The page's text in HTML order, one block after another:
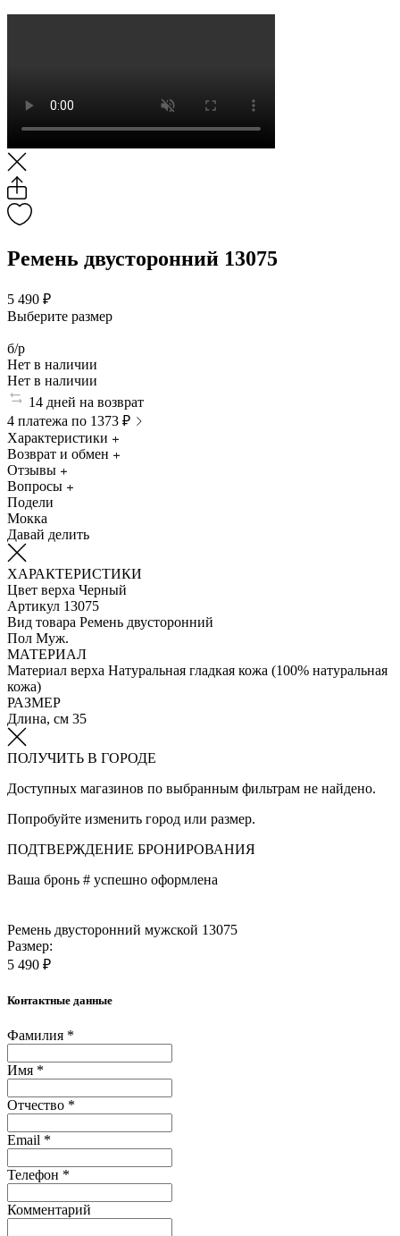
Ремень двусторонний 13075
5 490 ₽
Выберите размер
б/р
Нет в наличии
Нет в наличии
14 дней на возврат
4 платежа по 1373 ₽
Характеристики
Возврат и обмен
Отзывы
Вопросы
Подели
Мокка
Давай делить
ХАРАКТЕРИСТИКИ
Цвет верха Черный
Артикул 13075
Вид товара Ремень двусторонний
Пол Муж.
МАТЕРИАЛ
Материал верха Натуральная гладкая кожа (100% натуральная
кожа)
РАЗМЕР
Длина, см 35
ПОЛУЧИТЬ В ГОРОДЕ
Доступных магазинов по выбранным фильтрам не найдено.
Попробуйте изменить город или размер.
ПОДТВЕРЖДЕНИЕ БРОНИРОВАНИЯ
Ваша бронь # успешно оформлена
Ремень двусторонний мужской 13075
Размер:
5 490 ₽
Контактные данные
Фамилия *
Имя *
Отчество *
Email *
Телефон *
Комментарий